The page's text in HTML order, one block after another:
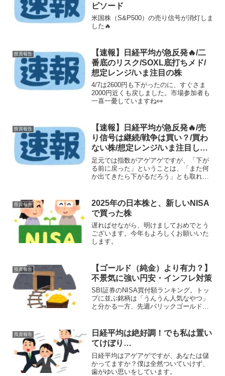
ピソード
米国株（S&P500）の売り信号が消灯しま
した🔥
投資報告
【速報】日経平均が急反発🔥/二
番底のリスク/SOXL底打ちメド/
想定レンジ/いま注目の株
4/7は2600円も下がったのに、すぐさま
2000円近くも戻しました。市場参加者も
一喜一憂していますね👀
投資報告
【速報】日経平均が急反発🔥/売
り信号は継続/戦争は買い？/買わ
ない株/想定レンジ/いま注目して
いる株
足元では指数がアゲアゲですが、「下が
る前に戻った」ということは、「また何
か出てきたら下がるだろう」とも取れる
投資報告
2025年の日本株と、新しいNISA
で買った株
遅ればせながら、明けましておめでとう
ございます。今年もよろしくお願いいた
します。
投資報告
【ゴールド（純金）より有力？】
不景気に強い円安・インフレ対策
SBI証券のNISA買付額ランキング。トッ
プに並ぶ銘柄は「うんうん人気なやつ」
と分かる一方、先週バリックゴールドが
投資報告
日経平均は絶好調！でも私は置い
てけぼり…
日経平均はアゲアゲですが、あなたは儲
かってますか？僕は全然ついていけず、
歯がゆい思いをしています。